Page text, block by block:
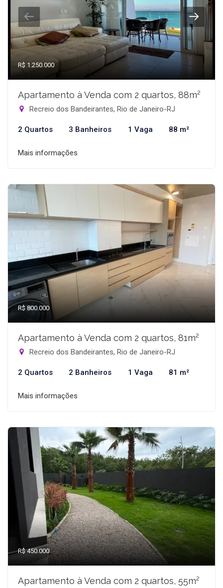
R$ 1.250.000
Apartamento à Venda com 2 quartos, 88m²
Recreio dos Bandeirantes, Rio de Janeiro-RJ
2 Quartos 3 Banheiros 1 Vaga 88 m²
Mais informações
R$ 800.000
Apartamento à Venda com 2 quartos, 81m²
Recreio dos Bandeirantes, Rio de Janeiro-RJ
2 Quartos 2 Banheiros 1 Vaga 81 m²
Mais informações
R$ 450.000
Apartamento à Venda com 2 quartos, 55m²